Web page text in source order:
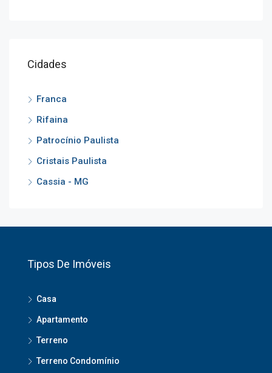
Cidades
Franca
Rifaina
Patrocínio Paulista
Cristais Paulista
Cassia - MG
Tipos De Imóveis
Casa
Apartamento
Terreno
Terreno Condomínio